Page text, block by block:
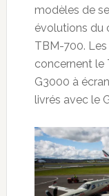
modèles de
évolutions du
TBM-700.
concernent le
G3000 à
livrés avec le